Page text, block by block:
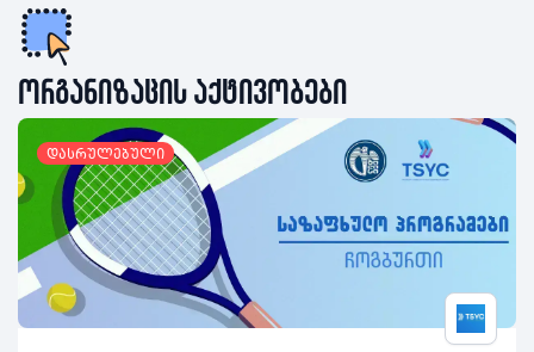
ორგანიზაცის აქტივობები
დასრულებული